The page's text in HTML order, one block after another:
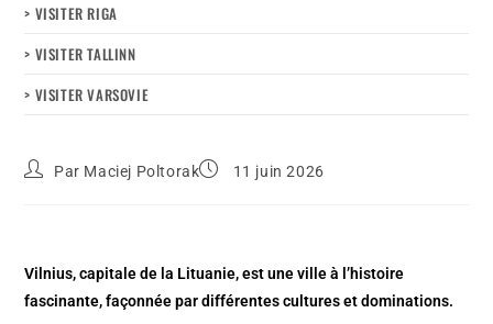
> VISITER RIGA
> VISITER TALLINN
> VISITER VARSOVIE
Par Maciej Poltorak 11 juin 2026
Vilnius, capitale de la Lituanie, est une ville à l’histoire
fascinante, façonnée par différentes cultures et dominations.